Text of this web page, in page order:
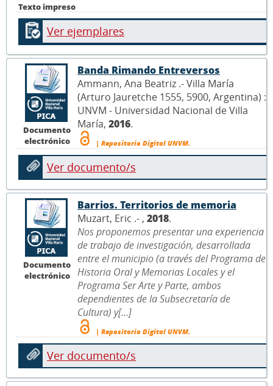
Texto impreso
Ver ejemplares
Documento
electrónico
Banda Rimando Entreversos
Ammann, Ana Beatriz .- Villa María
(Arturo Jauretche 1555, 5900, Argentina) :
UNVM - Universidad Nacional de Villa
María, 2016.
| Repositorio Digital UNVM.
Ver documento/s
Documento
electrónico
Barrios. Territorios de memoria
Muzart, Eric .- , 2018.
Nos proponemos presentar una experiencia
de trabajo de investigación, desarrollada
entre el municipio (a través del Programa de
Historia Oral y Memorias Locales y el
Programa Ser Arte y Parte, ambos
dependientes de la Subsecretaría de
Cultura) y[...]
| Repositorio Digital UNVM.
Ver documento/s